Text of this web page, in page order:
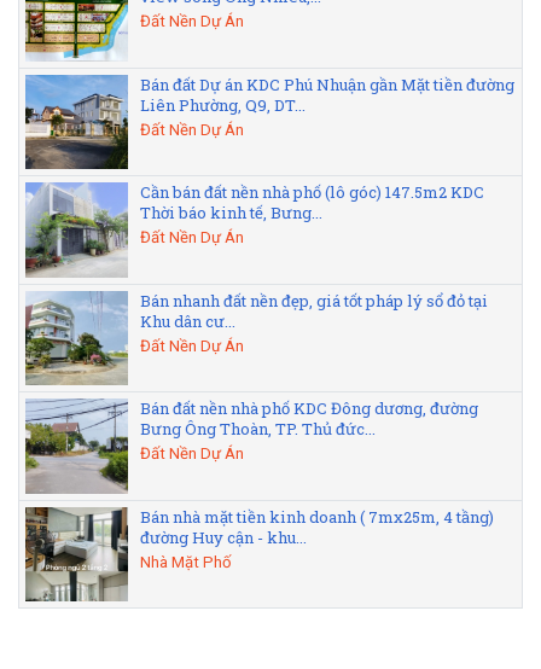
Đất Nền Dự Án
Bán đất Dự án KDC Phú Nhuận gần Mặt tiền đường
Liên Phường, Q9, DT...
Đất Nền Dự Án
Cần bán đất nền nhà phố (lô góc) 147.5m2 KDC
Thời báo kinh tế, Bưng...
Đất Nền Dự Án
Bán nhanh đất nền đẹp, giá tốt pháp lý sổ đỏ tại
Khu dân cư...
Đất Nền Dự Án
Bán đất nền nhà phố KDC Đông dương, đường
Bưng Ông Thoàn, TP. Thủ đức...
Đất Nền Dự Án
Bán nhà mặt tiền kinh doanh ( 7mx25m, 4 tầng)
đường Huy cận - khu...
Nhà Mặt Phố